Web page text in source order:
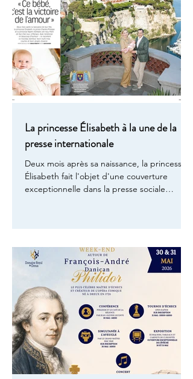
égalité, fraternité. Trois mots que l'on récite
encore aujourd'hui comme une prière, sans
La princesse Élisabeth à la une de la
presse internationale
Deux mois après sa naissance, la princesse
Élisabeth fait l'objet d'une couverture
exceptionnelle dans la presse sociale
pour trois publications de référence : Point
de Vue en France, ¡HOLA! en Espagne et
BUNTE en Allemagne. Trois pays, une
même émotion Dans son édition du 8 au 14
juillet 2026, Point de Vue c